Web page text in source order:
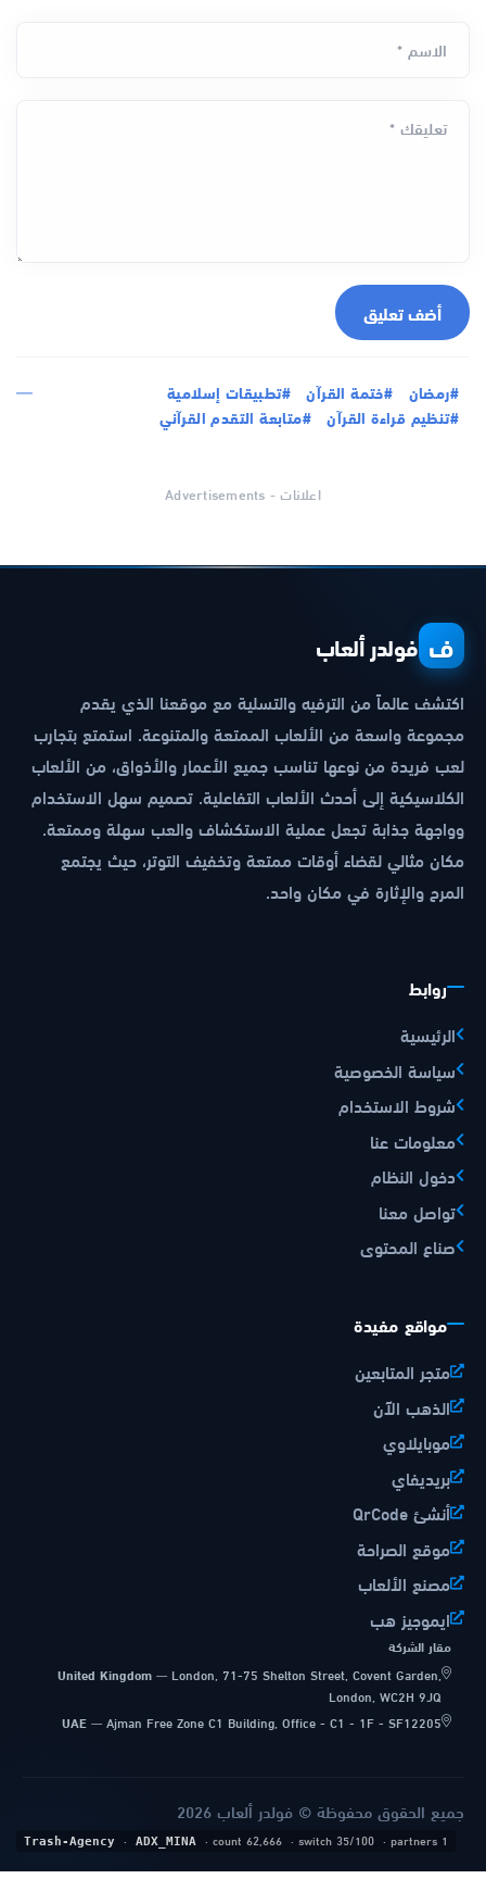
الاسم *
تعليقك *
أضف تعليق
#رمضان #ختمة القرآن
#تطبيقات إسلامية
#تنظيم قراءة القرآن
#متابعة التقدم القرآني
اعلانات - Advertisements
ف فولدر ألعاب
اكتشف عالماً من الترفيه والتسلية مع موقعنا الذي يقدم
مجموعة واسعة من الألعاب الممتعة والمتنوعة. استمتع بتجارب
لعب فريدة من نوعها تناسب جميع الأعمار والأذواق، من الألعاب
الكلاسيكية إلى أحدث الألعاب التفاعلية. تصميم سهل الاستخدام
وواجهة جذابة تجعل عملية الاستكشاف والعب سهلة وممتعة.
مكان مثالي لقضاء أوقات ممتعة وتخفيف التوتر، حيث يجتمع
المرح والإثارة في مكان واحد.
روابط
الرئيسية
سياسة الخصوصية
شروط الاستخدام
معلومات عنا
دخول النظام
تواصل معنا
صناع المحتوى
مواقع مفيدة
متجر المتابعين
الذهب الآن
موبايلاوي
بريديفاي
أنشئ QrCode
موقع الصراحة
مصنع الألعاب
ايموجيز هب
مقار الشركة
United Kingdom — London, 71-75 Shelton Street, Covent Garden,
London, WC2H 9JQ
UAE — Ajman Free Zone C1 Building, Office - C1 - 1F - SF12205
جميع الحقوق محفوظة © فولدر ألعاب 2026
Trash-Agency · ADX_MINA · count 62,666 · switch 35/100 · partners 1